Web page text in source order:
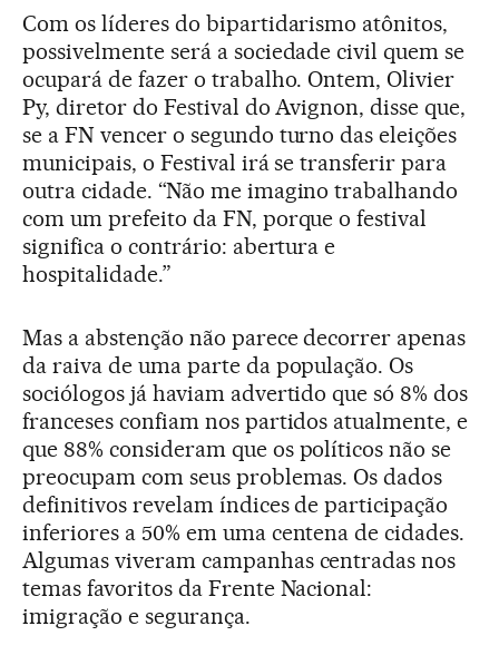
Com os líderes do bipartidarismo atônitos,
possivelmente será a sociedade civil quem se
ocupará de fazer o trabalho. Ontem, Olivier
Py, diretor do Festival do Avignon, disse que,
se a FN vencer o segundo turno das eleições
municipais, o Festival irá se transferir para
outra cidade. “Não me imagino trabalhando
com um prefeito da FN, porque o festival
significa o contrário: abertura e
hospitalidade.”
Mas a abstenção não parece decorrer apenas
da raiva de uma parte da população. Os
sociólogos já haviam advertido que só 8% dos
franceses confiam nos partidos atualmente, e
que 88% consideram que os políticos não se
preocupam com seus problemas. Os dados
definitivos revelam índices de participação
inferiores a 50% em uma centena de cidades.
Algumas viveram campanhas centradas nos
temas favoritos da Frente Nacional:
imigração e segurança.